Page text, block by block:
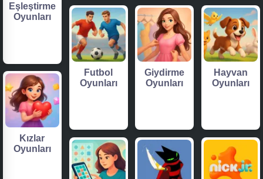
Eşleştirme
Oyunları
Futbol
Oyunları
Giydirme
Oyunları
Hayvan
Oyunları
Kızlar
Oyunları